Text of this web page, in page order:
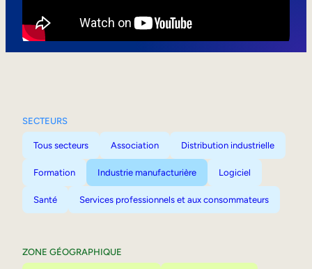
SECTEURS
Tous secteurs Association Distribution industrielle
Formation Industrie manufacturière Logiciel
Santé Services professionnels et aux consommateurs
ZONE GÉOGRAPHIQUE